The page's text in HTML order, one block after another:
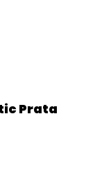
Prata